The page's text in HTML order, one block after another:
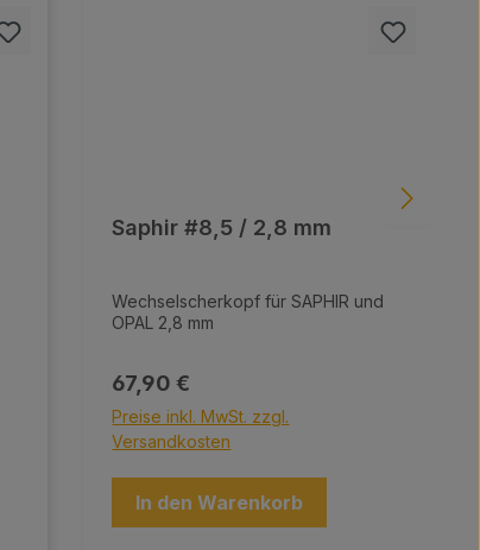
Saphir #8,5 / 2,8 mm
Wechselscherkopf für SAPHIR und
OPAL 2,8 mm
Regulärer Preis:
67,90 €
Preise inkl. MwSt. zzgl.
Versandkosten
In den Warenkorb